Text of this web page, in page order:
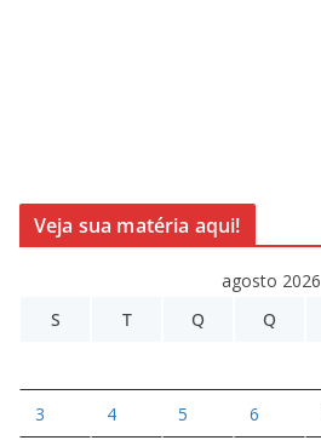
Veja sua matéria aqui!
agosto 2026
S
T Q Q
3 4 5 6